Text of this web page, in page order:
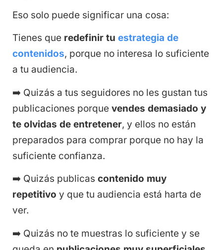
Eso solo puede significar una cosa:
Tienes que redefinir tu estrategia de
contenidos, porque no interesa lo suficiente
a tu audiencia.
➡️ Quizás a tus seguidores no les gustan tus
publicaciones porque vendes demasiado y
te olvidas de entretener, y ellos no están
preparados para comprar porque no hay la
suficiente confianza.
➡️ Quizás publicas contenido muy
repetitivo y que tu audiencia está harta de
ver.
➡️ Quizás no te muestras lo suficiente y se